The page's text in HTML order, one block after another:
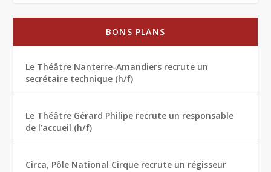
BONS PLANS
Le Théâtre Nanterre-Amandiers recrute un
secrétaire technique (h/f)
Le Théâtre Gérard Philipe recrute un responsable
de l’accueil (h/f)
Circa, Pôle National Cirque recrute un régisseur